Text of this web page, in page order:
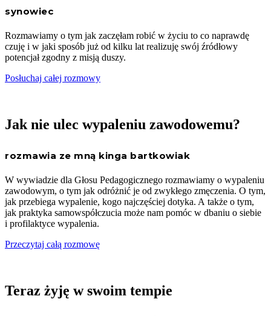
synowiec
Rozmawiamy o tym jak zaczęłam robić w życiu to co naprawdę
czuję i w jaki sposób już od kilku lat realizuję swój źródłowy
potencjał zgodny z misją duszy.
Posłuchaj całej rozmowy
Jak nie ulec wypaleniu zawodowemu?
rozmawia ze mną kinga bartkowiak
W wywiadzie dla Głosu Pedagogicznego rozmawiamy o wypaleniu
zawodowym, o tym jak odróżnić je od zwykłego zmęczenia. O tym,
jak przebiega wypalenie, kogo najczęściej dotyka. A także o tym,
jak praktyka samowspółczucia może nam pomóc w dbaniu o siebie
i profilaktyce wypalenia.
Przeczytaj całą rozmowę
Teraz żyję w swoim tempie